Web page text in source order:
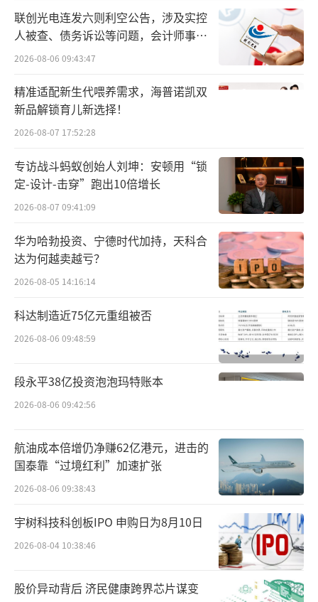
而在此次被蚂蚁“看中”之前，昕原半导
体已经收获多家知名资方驻足。
目前，联和投资为昕原半导体第一大股
东，持股比例16.59%。据悉，联和投资还是科
创板上市公司和辉光电和宣泰医药的控股股
6.38%股权。
此外，在昕原半导体进行Pre-A轮、A轮、A
+轮、B轮融资期间，沂景资本、昆桥资本、成
都中电科基金、长飞产业基金等机构也纷纷加
入投资，成为公司股东。
与此同时，昕原半导体也吸引了外资的兴
趣，原油巨头沙特阿美正是其一。
据企查查统计，沙特阿美旗下的Aramco V
entures Investments Limited于2024年5月参
月，Aramco Ventures Investments Limited
将持有公司的股份转至同属沙特阿美的P7 Chin
a Holdings PCC Limited；现如今，P7 China
值得一提的是，与蚂蚁同为互联网科技大
厂的字节跳动先前也完成了对昕原半导体的投
资。
联创光电连发六则利空公告，涉及实控
人被查、债务诉讼等问题，会计师事务
所曾出具“保留意见”
2026-08-06 09:43:47
精准适配新生代喂养需求，海普诺凯双
新品解锁育儿新选择！
2026-08-07 17:52:28
专访战斗蚂蚁创始人刘坤：安顿用“锁
定-设计-击穿”跑出10倍增长
2026-08-07 09:41:09
华为哈勃投资、宁德时代加持，天科合
达为何越卖越亏？
2026-08-05 14:16:14
科达制造近75亿元重组被否
2026-08-06 09:48:59
段永平38亿投资泡泡玛特账本
2026-08-06 09:42:56
航油成本倍增仍净赚62亿港元，进击的
国泰靠“过境红利”加速扩张
2026-08-06 09:38:43
宇树科技科创板IPO 申购日为8月10日
2026-08-04 10:38:46
股价异动背后 济民健康跨界芯片谋变